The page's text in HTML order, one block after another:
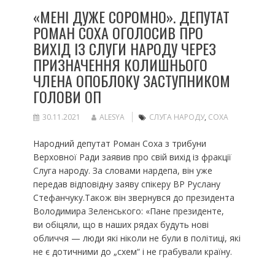
«МЕНІ ДУЖЕ СОРОМНО». ДЕПУТАТ
РОМАН СОХА ОГОЛОСИВ ПРО
ВИХІД ІЗ СЛУГИ НАРОДУ ЧЕРЕЗ
ПРИЗНАЧЕННЯ КОЛИШНЬОГО
ЧЛЕНА ОПОБЛОКУ ЗАСТУПНИКОМ
ГОЛОВИ ОП
30.11.2021 ALESYA СЛУГА НАРОДУ, СОХА
Народний депутат Роман Соха з трибуни
Верховної Ради заявив про свій вихід із фракції
Слуга народу. За словами нардепа, він уже
передав відповідну заяву спікеру ВР Руслану
Стефанчуку.Також він звернувся до президента
Володимира Зеленського: «Пане президенте,
ви обіцяли, що в наших рядах будуть нові
обличчя — люди які ніколи не були в політиці, які
не є дотичними до „схем“ і не грабували країну.